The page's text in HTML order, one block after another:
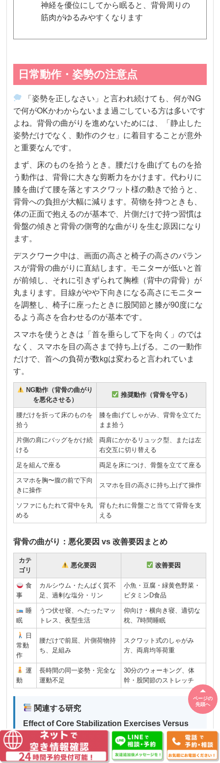
神経を優位にしてから眠ると、背骨周りの
筋肉がゆるみやすくなります
日常動作・姿勢の注意点
「姿勢を正しなさい」と言われ続けても、何がNG
で何がOKかわからないまま過ごしている方は多いです
よね。背骨の曲がりを進めないためには、「静止した
姿勢だけでなく、動作のクセ」に着目することが意外
と重要なんです。
まず、床のものを拾うとき。腰だけを曲げてものを拾
う動作は、背骨に大きな剪断力をかけます。代わりに
膝を曲げて腰を落とすスクワット様の動きで拾うと、
背骨への負担が大幅に減ります。荷物を持つときも、
体の正面で抱えるのが基本で、片側だけで持つ習慣は
骨盤の傾きと背骨の側弯的な曲がりを生む原因になり
ます。
デスクワーク中は、画面の高さと椅子の高さのバラン
スが背骨の曲がりに直結します。モニターが低いと首
が前傾し、それに引きずられて胸椎（背中の背骨）が
丸まります。目線がやや下向きになる高さにモニター
を調整し、椅子に座ったときに股関節と膝が90度にな
るよう高さを合わせるのが基本です。
スマホを使うときは「首を垂らして下を向く」のでは
なく、スマホを目の高さまで持ち上げる。この一動作
だけで、首への負荷が数kgは変わると言われていま
す。
NG動作（背骨の曲がり
を悪化させる）
推奨動作（背骨を守る）
腰だけを折って床のものを
拾う
膝を曲げてしゃがみ、背骨を立てた
まま拾う
片側の肩にバッグをかけ続
ける
両肩にかかるリュック型、または左
右交互に切り替える
足を組んで座る 両足を床につけ、骨盤を立てて座る
スマホを胸〜腹の前で下向
きに操作
スマホを目の高さに持ち上げて操作
ソファにもたれて背中を丸
める
背もたれに骨盤ごと当てて背骨を支
える
背骨の曲がり：悪化要因 vs 改善要因まとめ
カテ
ゴリ
悪化要因 改善要因
食
事
カルシウム・たんぱく質不
足、過剰な塩分・リン
小魚・豆腐・緑黄色野菜・
ビタミンD食品
睡
眠
うつ伏せ寝、へたったマッ
トレス、夜型生活
仰向け・横向き寝、適切な
枕、7時間睡眠
日
常動
作
腰だけで前屈、片側荷物持
ち、足組み
スクワット式のしゃがみ
方、両肩均等荷重
運
動
長時間の同一姿勢・完全な
運動不足
30分のウォーキング、体
幹・股関節のストレッチ
関連する研究
Effect of Core Stabilization Exercises Versus
Conventional Exercises on Females With
Idiopathic Scoliosis: Randomized Controlled
Trial
ページの
先頭へ